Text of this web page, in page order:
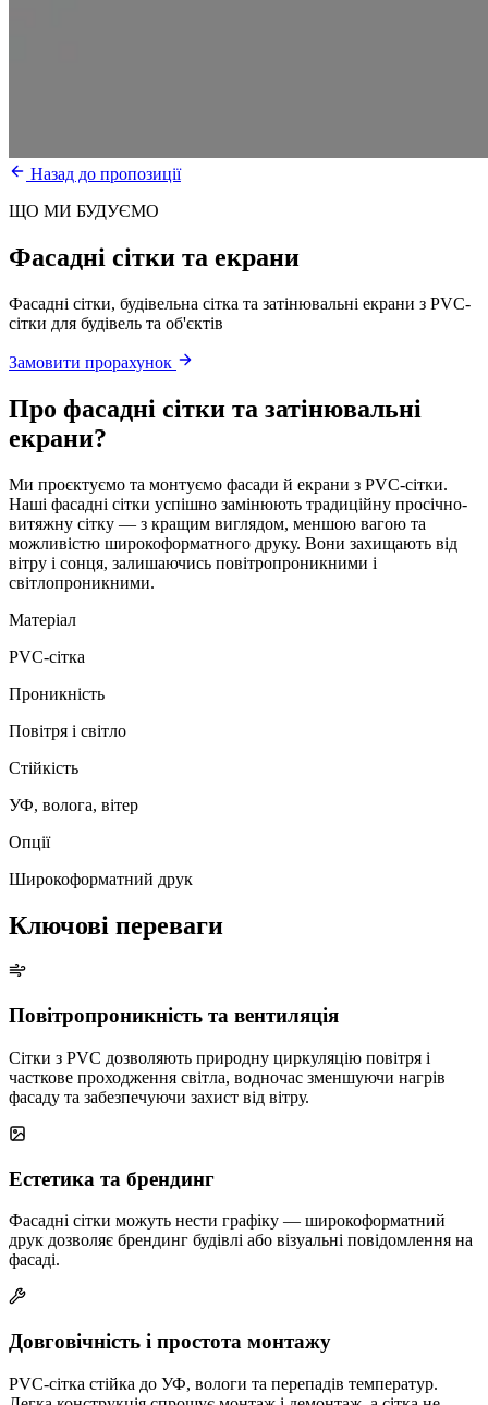
Назад до пропозиції
ЩО МИ БУДУЄМО
Фасадні сітки та екрани
Фасадні сітки, будівельна сітка та затінювальні екрани з PVC-
сітки для будівель та об'єктів
Замовити прорахунок
Про фасадні сітки та затінювальні
екрани?
Ми проєктуємо та монтуємо фасади й екрани з PVC-сітки.
Наші фасадні сітки успішно замінюють традиційну просічно-
витяжну сітку — з кращим виглядом, меншою вагою та
можливістю широкоформатного друку. Вони захищають від
вітру і сонця, залишаючись повітропроникними і
світлопроникними.
Матеріал
PVC-сітка
Проникність
Повітря і світло
Стійкість
УФ, волога, вітер
Опції
Широкоформатний друк
Ключові переваги
Повітропроникність та вентиляція
Сітки з PVC дозволяють природну циркуляцію повітря і
часткове проходження світла, водночас зменшуючи нагрів
фасаду та забезпечуючи захист від вітру.
Естетика та брендинг
Фасадні сітки можуть нести графіку — широкоформатний
друк дозволяє брендинг будівлі або візуальні повідомлення на
фасаді.
Довговічність і простота монтажу
PVC-сітка стійка до УФ, вологи та перепадів температур.